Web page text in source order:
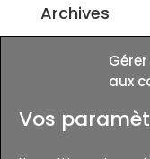
aux
Vos
Archives
Catégories
Aucune
Méta